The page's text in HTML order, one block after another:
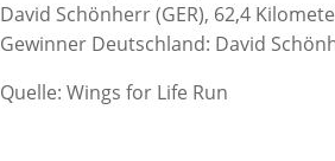
David Schönherr (GER), 62,4
Gewinner Deutschland: David
Quelle: Wings for Life Run